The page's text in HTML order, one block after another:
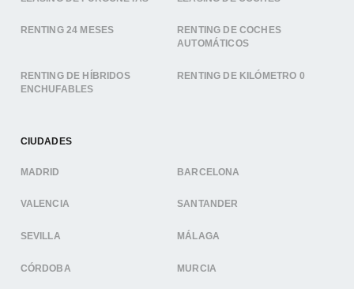
RENTING 24 MESES
RENTING DE COCHES
AUTOMÁTICOS
RENTING DE HÍBRIDOS
ENCHUFABLES
RENTING DE KILÓMETRO 0
CIUDADES
MADRID BARCELONA
VALENCIA SANTANDER
SEVILLA MÁLAGA
CÓRDOBA MURCIA